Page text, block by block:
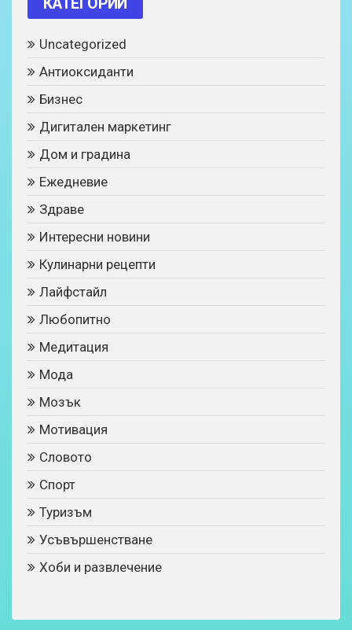
Uncategorized
Антиоксиданти
Бизнес
Дигитален маркетинг
Дом и градина
Ежедневие
Здраве
Интересни новини
Кулинарни рецепти
Лайфстайл
Любопитно
Медитация
Мода
Мозък
Мотивация
Словото
Спорт
Туризъм
Усъвършенстване
Хоби и развлечение